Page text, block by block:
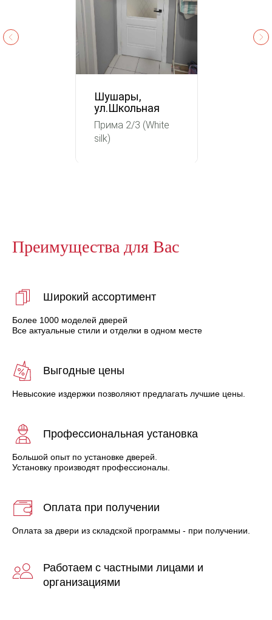
Шушары,
ул.Школьная
Прима 2/3 (White
silk)
Преимущества для Вас
Широкий ассортимент
Более 1000 моделей дверей
Все актуальные стили и отделки в одном месте
Выгодные цены
Невысокие издержки позволяют предлагать лучшие цены.
Профессиональная установка
Большой опыт по установке дверей.
Установку производят профессионалы.
Оплата при получении
Оплата за двери из складской программы - при получении.
Работаем с частными лицами и
организациями